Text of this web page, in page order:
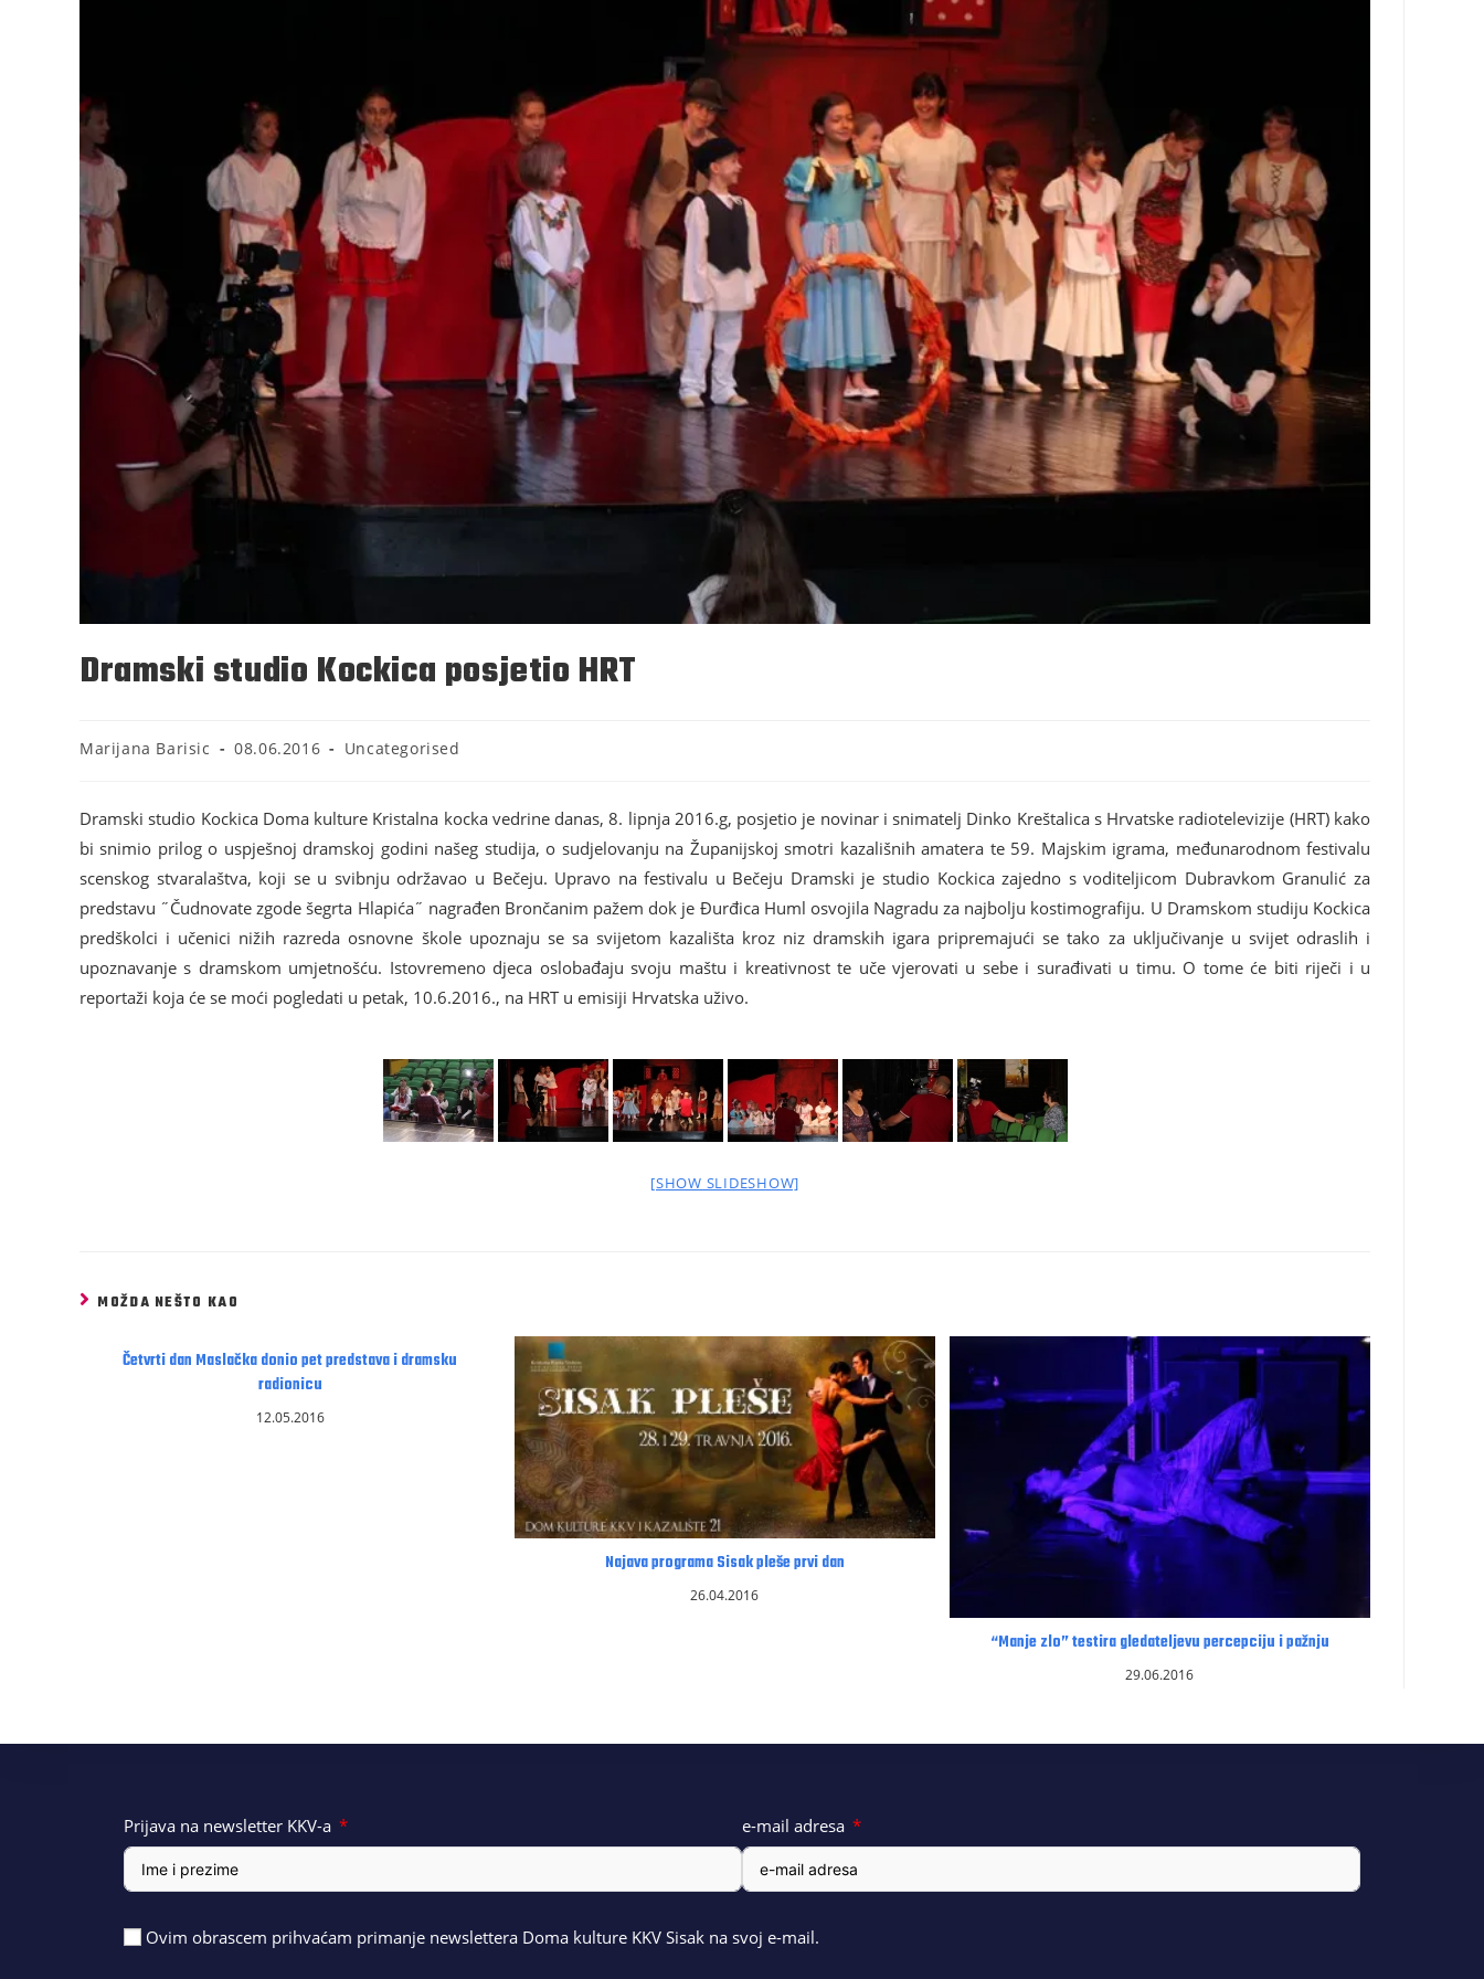
Dramski studio Kockica posjetio HRT
Marijana Barisic 08.06.2016 Uncategorised
Dramski studio Kockica Doma kulture Kristalna kocka vedrine danas, 8. lipnja 2016.g, posjetio je novinar i snimatelj Dinko Kreštalica s Hrvatske radiotelevizije (HRT) kako
bi snimio prilog o uspješnoj dramskoj godini našeg studija, o sudjelovanju na Županijskoj smotri kazališnih amatera te 59. Majskim igrama, međunarodnom festivalu
scenskog stvaralaštva, koji se u svibnju održavao u Bečeju. Upravo na festivalu u Bečeju Dramski je studio Kockica zajedno s voditeljicom Dubravkom Granulić za
predstavu ˝Čudnovate zgode šegrta Hlapića˝ nagrađen Brončanim pažem dok je Đurđica Huml osvojila Nagradu za najbolju kostimografiju. U Dramskom studiju Kockica
predškolci i učenici nižih razreda osnovne škole upoznaju se sa svijetom kazališta kroz niz dramskih igara pripremajući se tako za uključivanje u svijet odraslih i
upoznavanje s dramskom umjetnošću. Istovremeno djeca oslobađaju svoju maštu i kreativnost te uče vjerovati u sebe i surađivati u timu. O tome će biti riječi i u
reportaži koja će se moći pogledati u petak, 10.6.2016., na HRT u emisiji Hrvatska uživo.
[SHOW SLIDESHOW]
MOŽDA NEŠTO KAO
Četvrti dan Maslačka donio pet predstava i dramsku
radionicu
12.05.2016
Najava programa Sisak pleše prvi dan
26.04.2016
“Manje zlo” testira gledateljevu percepciju i pažnju
29.06.2016
Prijava na newsletter KKV-a e-mail adresa
Ovim obrascem prihvaćam primanje newslettera Doma kulture KKV Sisak na svoj e-mail.